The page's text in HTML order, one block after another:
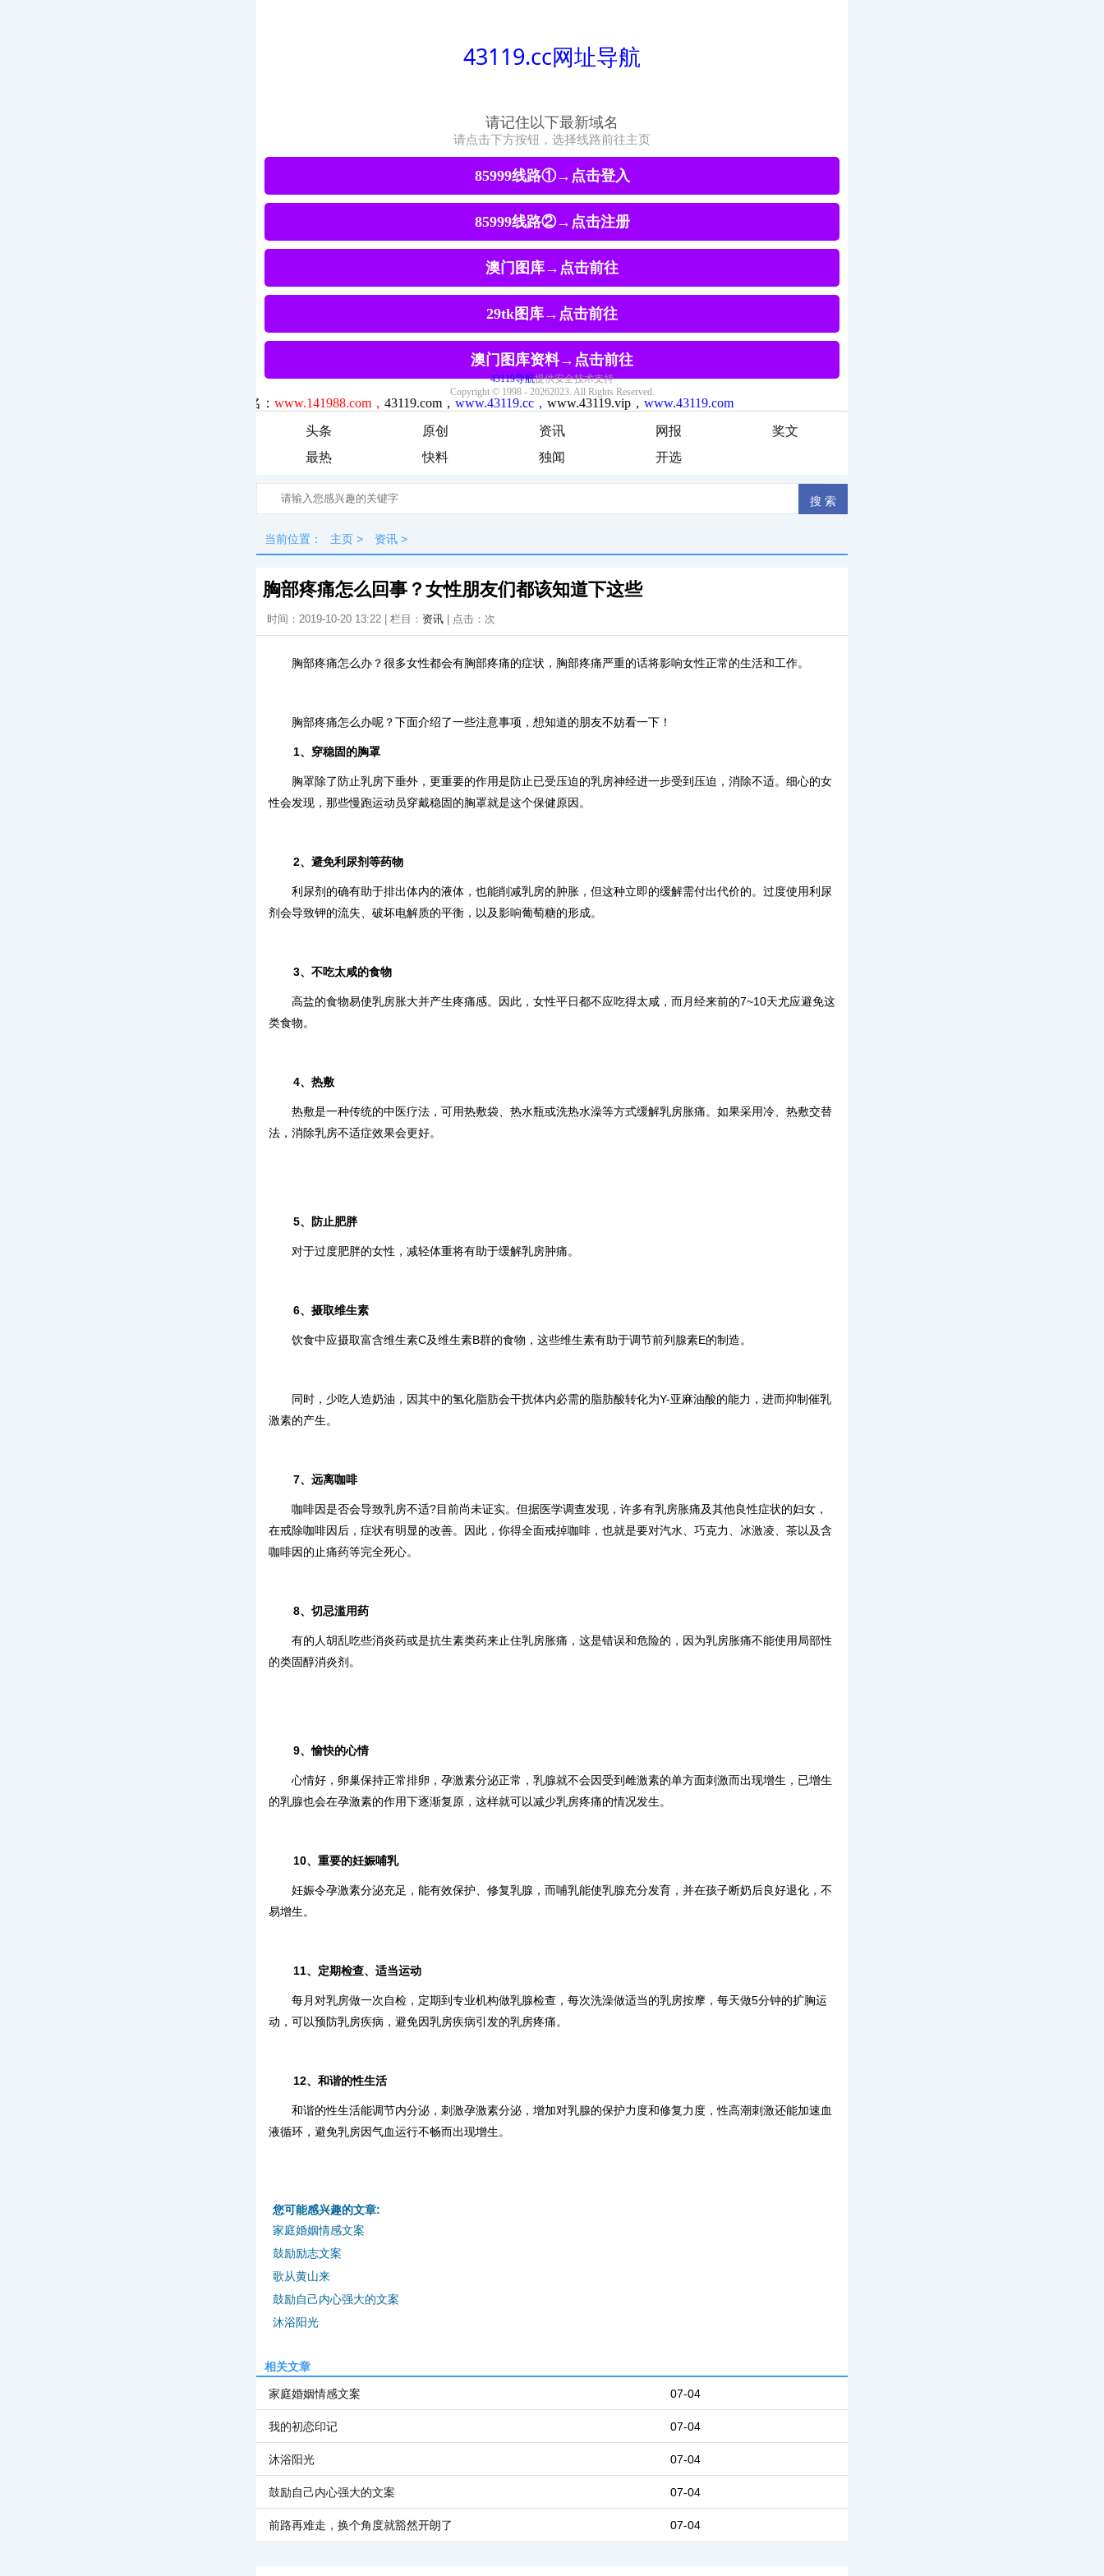
头条 原创 资讯 网报
奖文
最热
快料 独闻 开选
当前位置： 主页 > 资讯 >
胸部疼痛怎么回事？女性朋友们都该知道下这些
时间：2019-10-20 13:22 | 栏目： 资讯 | 点击： 次
胸部疼痛怎么办？很多女性都会有胸部疼痛的症状，胸部疼痛严重的话将影响女性正常的生活和工作。
胸部疼痛怎么办呢？下面介绍了一些注意事项，想知道的朋友不妨看一下！
1、穿稳固的胸罩
胸罩除了防止乳房下垂外，更重要的作用是防止已受压迫的乳房神经进一步受到压迫，消除不适。细心的女
性会发现，那些慢跑运动员穿戴稳固的胸罩就是这个保健原因。
2、避免利尿剂等药物
利尿剂的确有助于排出体内的液体，也能削减乳房的肿胀，但这种立即的缓解需付出代价的。过度使用利尿
剂会导致钾的流失、破坏电解质的平衡，以及影响葡萄糖的形成。
3、不吃太咸的食物
高盐的食物易使乳房胀大并产生疼痛感。因此，女性平日都不应吃得太咸，而月经来前的7~10天尤应避免这
类食物。
4、热敷
热敷是一种传统的中医疗法，可用热敷袋、热水瓶或洗热水澡等方式缓解乳房胀痛。如果采用冷、热敷交替
法，消除乳房不适症效果会更好。
5、防止肥胖
对于过度肥胖的女性，减轻体重将有助于缓解乳房肿痛。
6、摄取维生素
饮食中应摄取富含维生素C及维生素B群的食物，这些维生素有助于调节前列腺素E的制造。
同时，少吃人造奶油，因其中的氢化脂肪会干扰体内必需的脂肪酸转化为Y-亚麻油酸的能力，进而抑制催乳
激素的产生。
7、远离咖啡
咖啡因是否会导致乳房不适?目前尚未证实。但据医学调查发现，许多有乳房胀痛及其他良性症状的妇女，
在戒除咖啡因后，症状有明显的改善。因此，你得全面戒掉咖啡，也就是要对汽水、巧克力、冰激凌、茶以及含
咖啡因的止痛药等完全死心。
8、切忌滥用药
有的人胡乱吃些消炎药或是抗生素类药来止住乳房胀痛，这是错误和危险的，因为乳房胀痛不能使用局部性
的类固醇消炎剂。
9、愉快的心情
心情好，卵巢保持正常排卵，孕激素分泌正常，乳腺就不会因受到雌激素的单方面刺激而出现增生，已增生
的乳腺也会在孕激素的作用下逐渐复原，这样就可以减少乳房疼痛的情况发生。
10、重要的妊娠哺乳
妊娠令孕激素分泌充足，能有效保护、修复乳腺，而哺乳能使乳腺充分发育，并在孩子断奶后良好退化，不
易增生。
11、定期检查、适当运动
每月对乳房做一次自检，定期到专业机构做乳腺检查，每次洗澡做适当的乳房按摩，每天做5分钟的扩胸运
动，可以预防乳房疾病，避免因乳房疾病引发的乳房疼痛。
12、和谐的性生活
和谐的性生活能调节内分泌，刺激孕激素分泌，增加对乳腺的保护力度和修复力度，性高潮刺激还能加速血
液循环，避免乳房因气血运行不畅而出现增生。
您可能感兴趣的文章:
家庭婚姻情感文案
鼓励励志文案
歌从黄山来
鼓励自己内心强大的文案
沐浴阳光
相关文章
07-04
家庭婚姻情感文案
07-04
我的初恋印记
07-04
沐浴阳光
07-04
鼓励自己内心强大的文案
07-04
前路再难走，换个角度就豁然开朗了